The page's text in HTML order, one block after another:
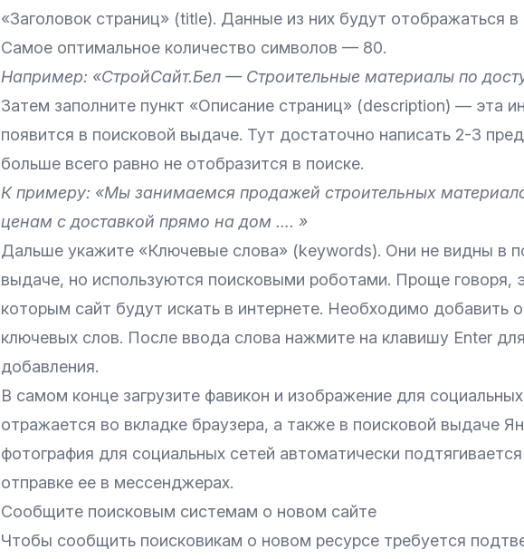
«Заголовок страниц» (title). Данные из них будут отображаться в
Самое оптимальное количество символов — 80.
Например: «СтройСайт.Бел — Строительные материалы по
Затем заполните пункт «Описание страниц» (description) — эта
появится в поисковой выдаче. Тут достаточно написать 2-3
больше всего равно не отобразится в поиске.
К примеру: «Мы занимаемся продажей строительных
ценам с доставкой прямо на дом …. »
Дальше укажите «Ключевые слова» (keywords). Они не видны в
выдаче, но используются поисковыми роботами. Проще говоря,
которым сайт будут искать в интернете. Необходимо добавить
ключевых слов. После ввода слова нажмите на клавишу Enter
добавления.
В самом конце загрузите фавикон и изображение для
отражается во вкладке браузера, а также в поисковой выдаче
фотография для социальных сетей автоматически
отправке ее в мессенджерах.
Сообщите поисковым системам о новом сайте
Чтобы сообщить поисковикам о новом ресурсе требуется